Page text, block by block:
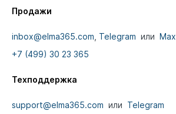
Продажи
inbox@elma365.com, Telegram или
Max
+7 (499) 30 23 365
Техподдержка
support@elma365.com или Telegram